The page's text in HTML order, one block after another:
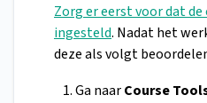
Zorg er eerst voor dat
ingesteld. Nadat het
deze als volgt
Ga naarCourse